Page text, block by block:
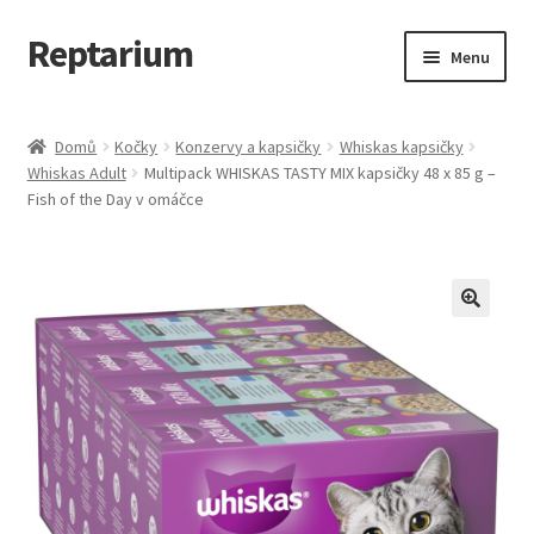
Přeskočit
na
Přejít
k
webu
Reptarium Menu
Košík
Obchod
Pokladna
Vše pro kočky
Domů Kočky Konzervy a kapsičky
Whiskas kapsičky
Whiskas Adult
Multipack WHISKAS TASTY MIX kapsičky 48 x 85 g –
Fish of the Day v omáčce